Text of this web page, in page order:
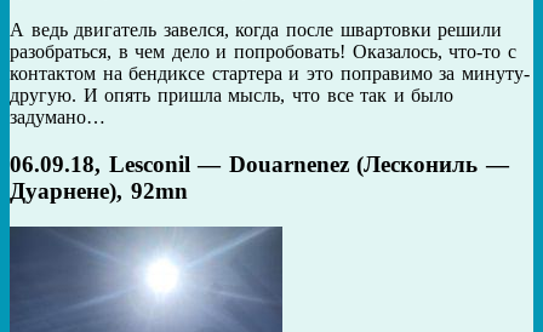
А ведь двигатель завелся, когда после швартовки решили
разобраться, в чем дело и попробовать! Оказалось, что-то с
контактом на бендиксе стартера и это поправимо за минуту-
другую. И опять пришла мысль, что все так и было
задумано…
06.09.18, Lesconil — Douarnenez (Лескониль —
Дуарнене), 92mn